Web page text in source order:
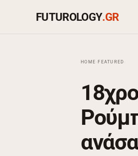
FUTUROLOGY.GR
HOME FEATURED
ανάσα